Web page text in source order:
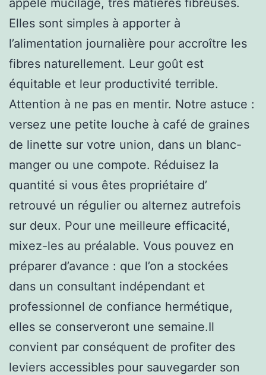
Elles sont simples à apporter à
l’alimentation journalière pour accroître les
fibres naturellement. Leur goût est
équitable et leur productivité terrible.
Attention à ne pas en mentir. Notre astuce :
versez une petite louche à café de graines
de linette sur votre union, dans un blanc-
manger ou une compote. Réduisez la
quantité si vous êtes propriétaire d’
retrouvé un régulier ou alternez autrefois
sur deux. Pour une meilleure efficacité,
mixez-les au préalable. Vous pouvez en
préparer d’avance : que l’on a stockées
dans un consultant indépendant et
professionnel de confiance hermétique,
elles se conserveront une semaine.Il
convient par conséquent de profiter des
leviers accessibles pour sauvegarder son